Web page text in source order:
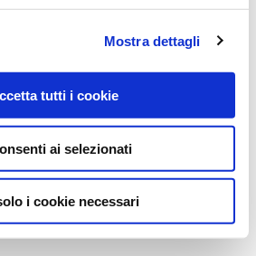
Mostra dettagli
tutti i cookie
ai selezionati
i cookie necessari